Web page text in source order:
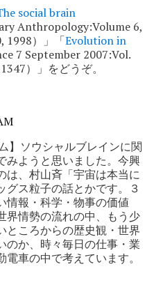
social brain
Anthropology:Volume 6,
1998）」「Evolution in
7 September 2007:Vol.
）」をどうぞ。
】ソウシャルブレインに関
みようと思いました。今興
は、村山斉「宇宙は本当に
グス粒子の話とかです。３
情報・科学・物事の価値
界情勢の流れの中、もう少
ところからの歴史観・世界
のか、時々毎日の仕事・業
車の中で考えています。